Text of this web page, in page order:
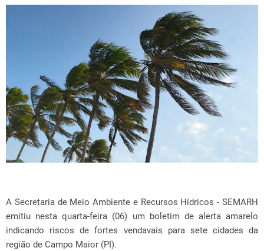
A Secretaria de Meio Ambiente e Recursos Hídricos - SEMARH
emitiu nesta quarta-feira (06) um boletim de alerta amarelo
indicando riscos de fortes vendavais para sete cidades da
região de Campo Maior (PI).